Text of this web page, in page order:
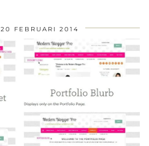
20 FEBRUARI 2014